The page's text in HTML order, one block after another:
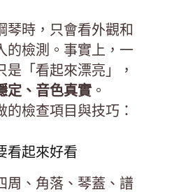
琴時，只會看外觀和
的檢測。事實上，一
「看起來漂亮」，
定、音色真實 。
檢查項目與技巧：
看起來好看
周、角落、琴蓋、譜